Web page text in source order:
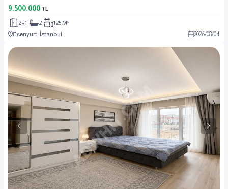
9.500.000 TL
2+1 2
125 M²
Esenyurt, İstanbul
2026/08/04